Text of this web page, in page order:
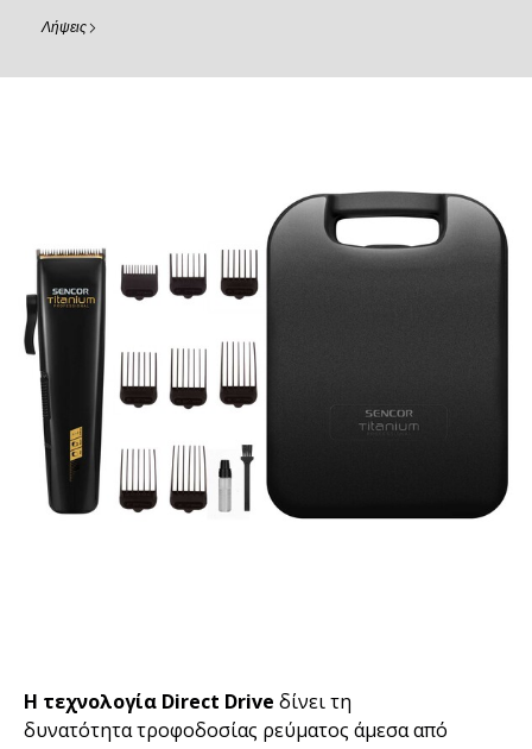
Λήψεις
Η τεχνολογία Direct Drive δίνει τη
δυνατότητα τροφοδοσίας ρεύματος άμεσα από